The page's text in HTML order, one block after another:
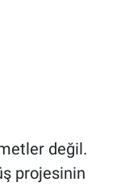
değil.
projesinin